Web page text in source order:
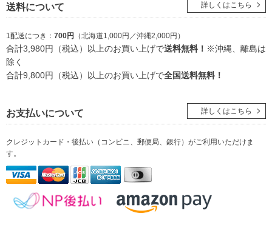
送料について
1配送につき： 700円 （北海道1,000円／沖縄2,000円）
合計3,980円（税込）以上のお買い上げで送料無料！ ※沖縄、離島は
除く
合計9,800円（税込）以上のお買い上げで全国送料無料！
詳しくはこちら
お支払いについて
クレジットカード・後払い（コンビニ、郵便局、銀行） がご利用いただけま
す。
詳しくはこちら